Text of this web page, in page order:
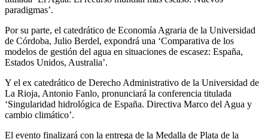
paradigmas’.
Por su parte, el catedrático de Economía Agraria de la Universidad
de Córdoba, Julio Berdel, expondrá una ‘Comparativa de los
modelos de gestión del agua en situaciones de escasez: España,
Estados Unidos, Australia’.
Y el ex catedrático de Derecho Administrativo de la Universidad de
La Rioja, Antonio Fanlo, pronunciará la conferencia titulada
‘Singularidad hidrológica de España. Directiva Marco del Agua y
cambio climático’.
El evento finalizará con la entrega de la Medalla de Plata de la